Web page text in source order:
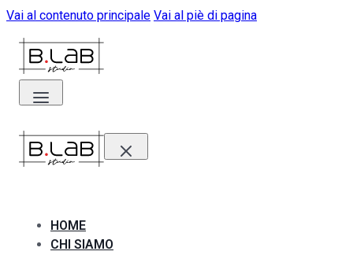
Vai al contenuto principale Vai al piè di pagina
HOME
CHI SIAMO